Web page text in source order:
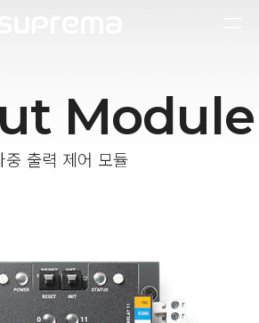
Module
중 출력 제어 모듈